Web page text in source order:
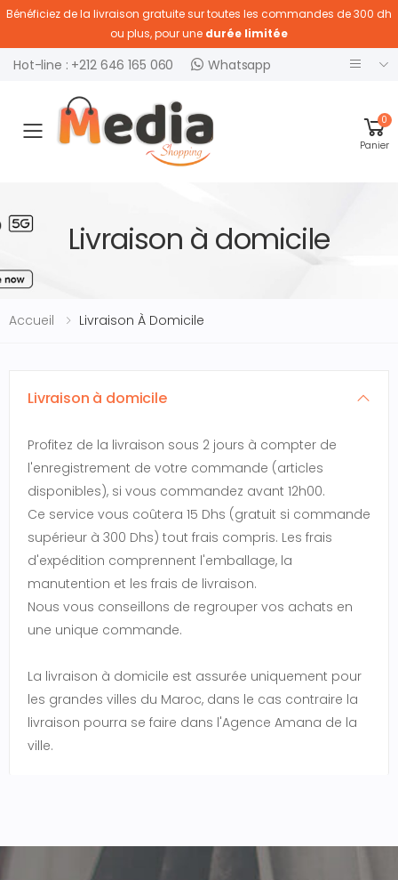
Bénéficiez de la livraison gratuite sur toutes les commandes de 300 dh
ou plus, pour une durée limitée
Hot-line : +212 646 165 060 Whatsapp
Ouvrir menu
0
Panier
Livraison à domicile
Accueil Livraison À Domicile
Livraison à domicile
Profitez de la livraison sous 2 jours à compter de
l'enregistrement de votre commande (articles
disponibles), si vous commandez avant 12h00.
Ce service vous coûtera 15 Dhs (gratuit si commande
supérieur à 300 Dhs) tout frais compris. Les frais
d'expédition comprennent l'emballage, la
manutention et les frais de livraison.
Nous vous conseillons de regrouper vos achats en
une unique commande.
La livraison à domicile est assurée uniquement pour
les grandes villes du Maroc, dans le cas contraire la
livraison pourra se faire dans l'Agence Amana de la
ville.